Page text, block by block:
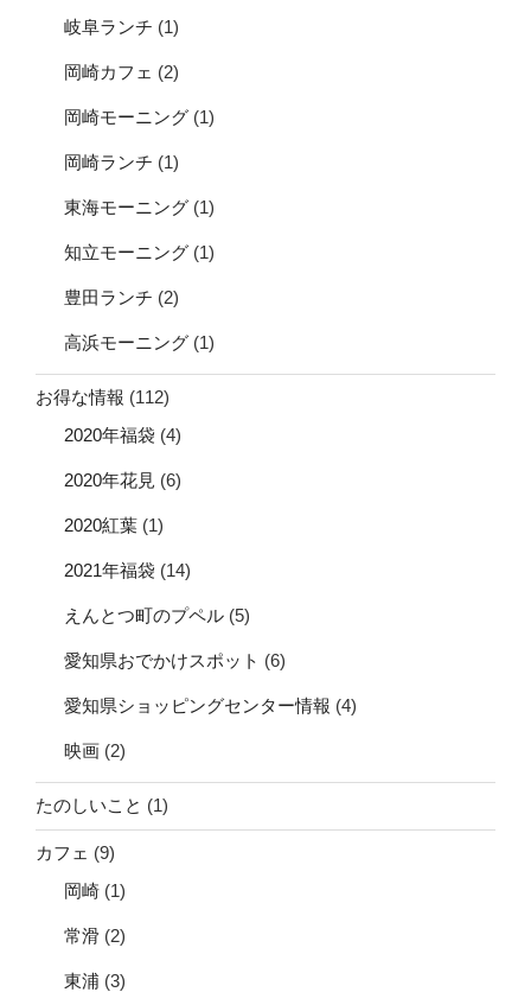
岐阜ランチ (1)
岡崎カフェ (2)
岡崎モーニング (1)
岡崎ランチ (1)
東海モーニング (1)
知立モーニング (1)
豊田ランチ (2)
高浜モーニング (1)
お得な情報 (112)
2020年福袋 (4)
2020年花見 (6)
2020紅葉 (1)
2021年福袋 (14)
えんとつ町のプペル (5)
愛知県おでかけスポット (6)
愛知県ショッピングセンター情報 (4)
映画 (2)
たのしいこと (1)
カフェ (9)
岡崎 (1)
常滑 (2)
東浦 (3)